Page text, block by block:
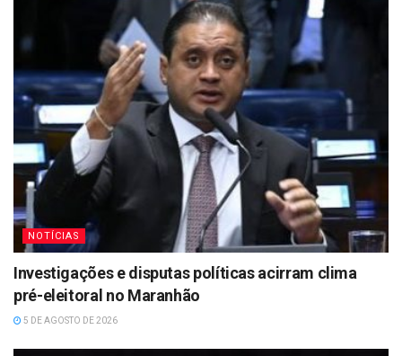
NOTÍCIAS
Investigações e disputas políticas acirram clima
pré-eleitoral no Maranhão
5 DE AGOSTO DE 2026